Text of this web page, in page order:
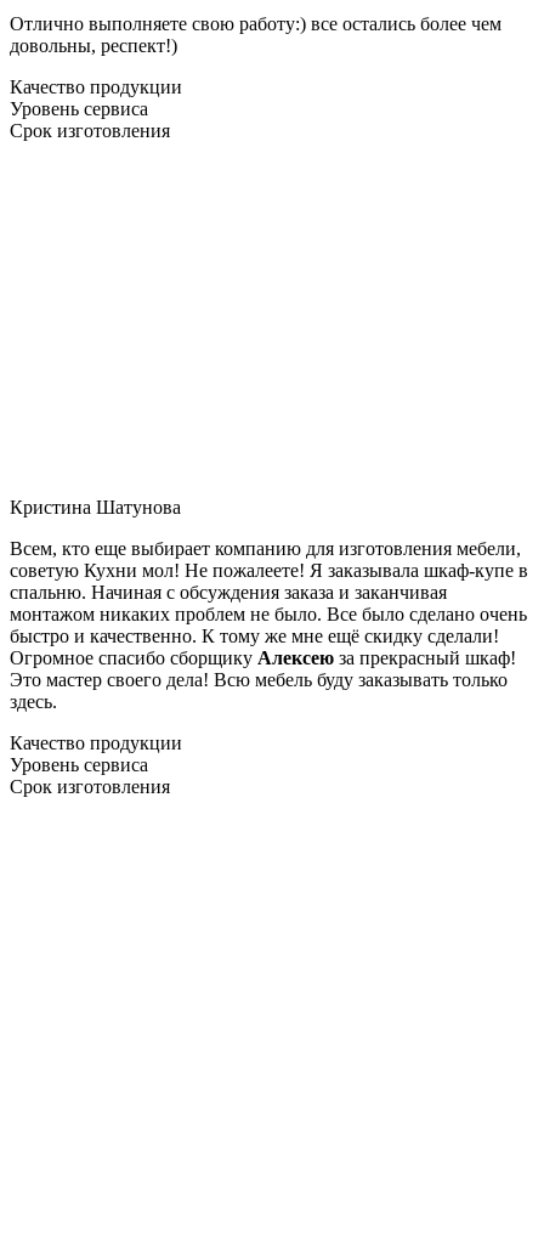
Отлично выполняете свою работу:) все остались более чем
довольны, респект!)
Качество продукции
Уровень сервиса
Срок изготовления
Кристина Шатунова
Всем, кто еще выбирает компанию для изготовления мебели,
советую Кухни мол! Не пожалеете! Я заказывала шкаф-купе в
спальню. Начиная с обсуждения заказа и заканчивая
монтажом никаких проблем не было. Все было сделано очень
быстро и качественно. К тому же мне ещё скидку сделали!
Огромное спасибо сборщику Алексею за прекрасный шкаф!
Это мастер своего дела! Всю мебель буду заказывать только
здесь.
Качество продукции
Уровень сервиса
Срок изготовления